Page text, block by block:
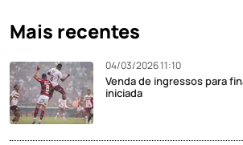
Mais recentes
04/03/2026 11:10
Venda de ingressos para
iniciada